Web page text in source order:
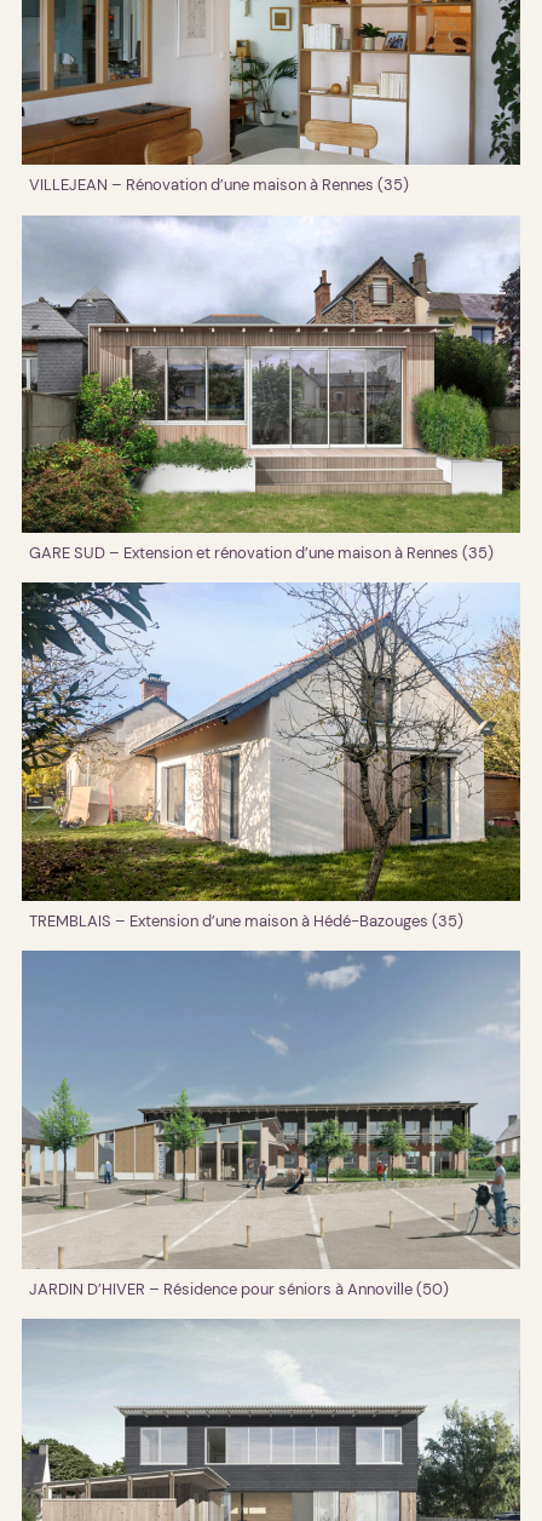
VILLEJEAN – Rénovation d’une maison à Rennes (35)
GARE SUD – Extension et rénovation d’une maison à Rennes (35)
TREMBLAIS – Extension d’une maison à Hédé-Bazouges (35)
JARDIN D’HIVER – Résidence pour séniors à Annoville (50)